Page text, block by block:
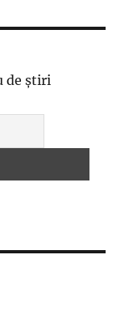
de știri